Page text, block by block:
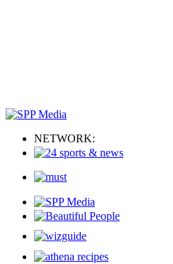
NETWORK: